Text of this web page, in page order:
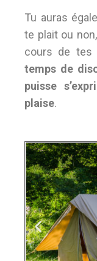
Tu auras
te plait ou
cours de tes
temps de
puisse
plaise.